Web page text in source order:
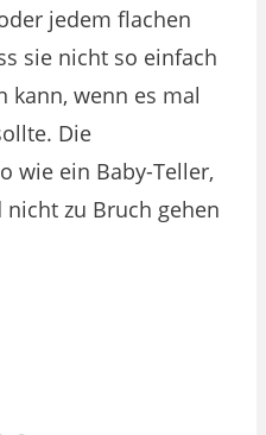
jedem flachen
sie nicht so einfach
kann, wenn es mal
Die
wie ein Baby-Teller,
zu Bruch gehen